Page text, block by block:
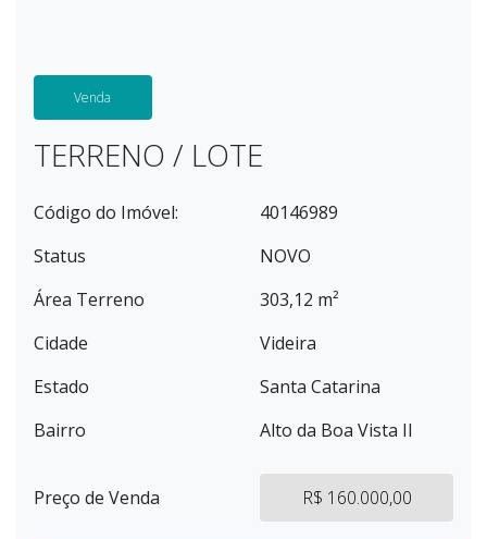
Venda
TERRENO / LOTE
Código do Imóvel:
40146989
Status
NOVO
Área Terreno
303,12 m²
Cidade
Videira
Estado
Santa Catarina
Bairro
Alto da Boa Vista II
Preço de Venda R$ 160.000,00